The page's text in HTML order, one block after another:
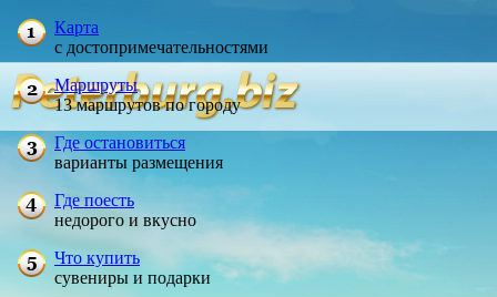
Карта
с достопримечательностями
Маршруты
13 маршрутов по городу
Где остановиться
варианты размещения
Где поесть
недорого и вкусно
Что купить
сувениры и подарки